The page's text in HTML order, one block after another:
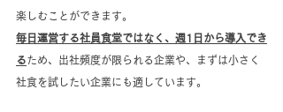
楽しむことができます。
毎日運営する社員食堂ではなく、週1日から導入でき
るため、出社頻度が限られる企業や、まずは小さく
社食を試したい企業にも適しています。